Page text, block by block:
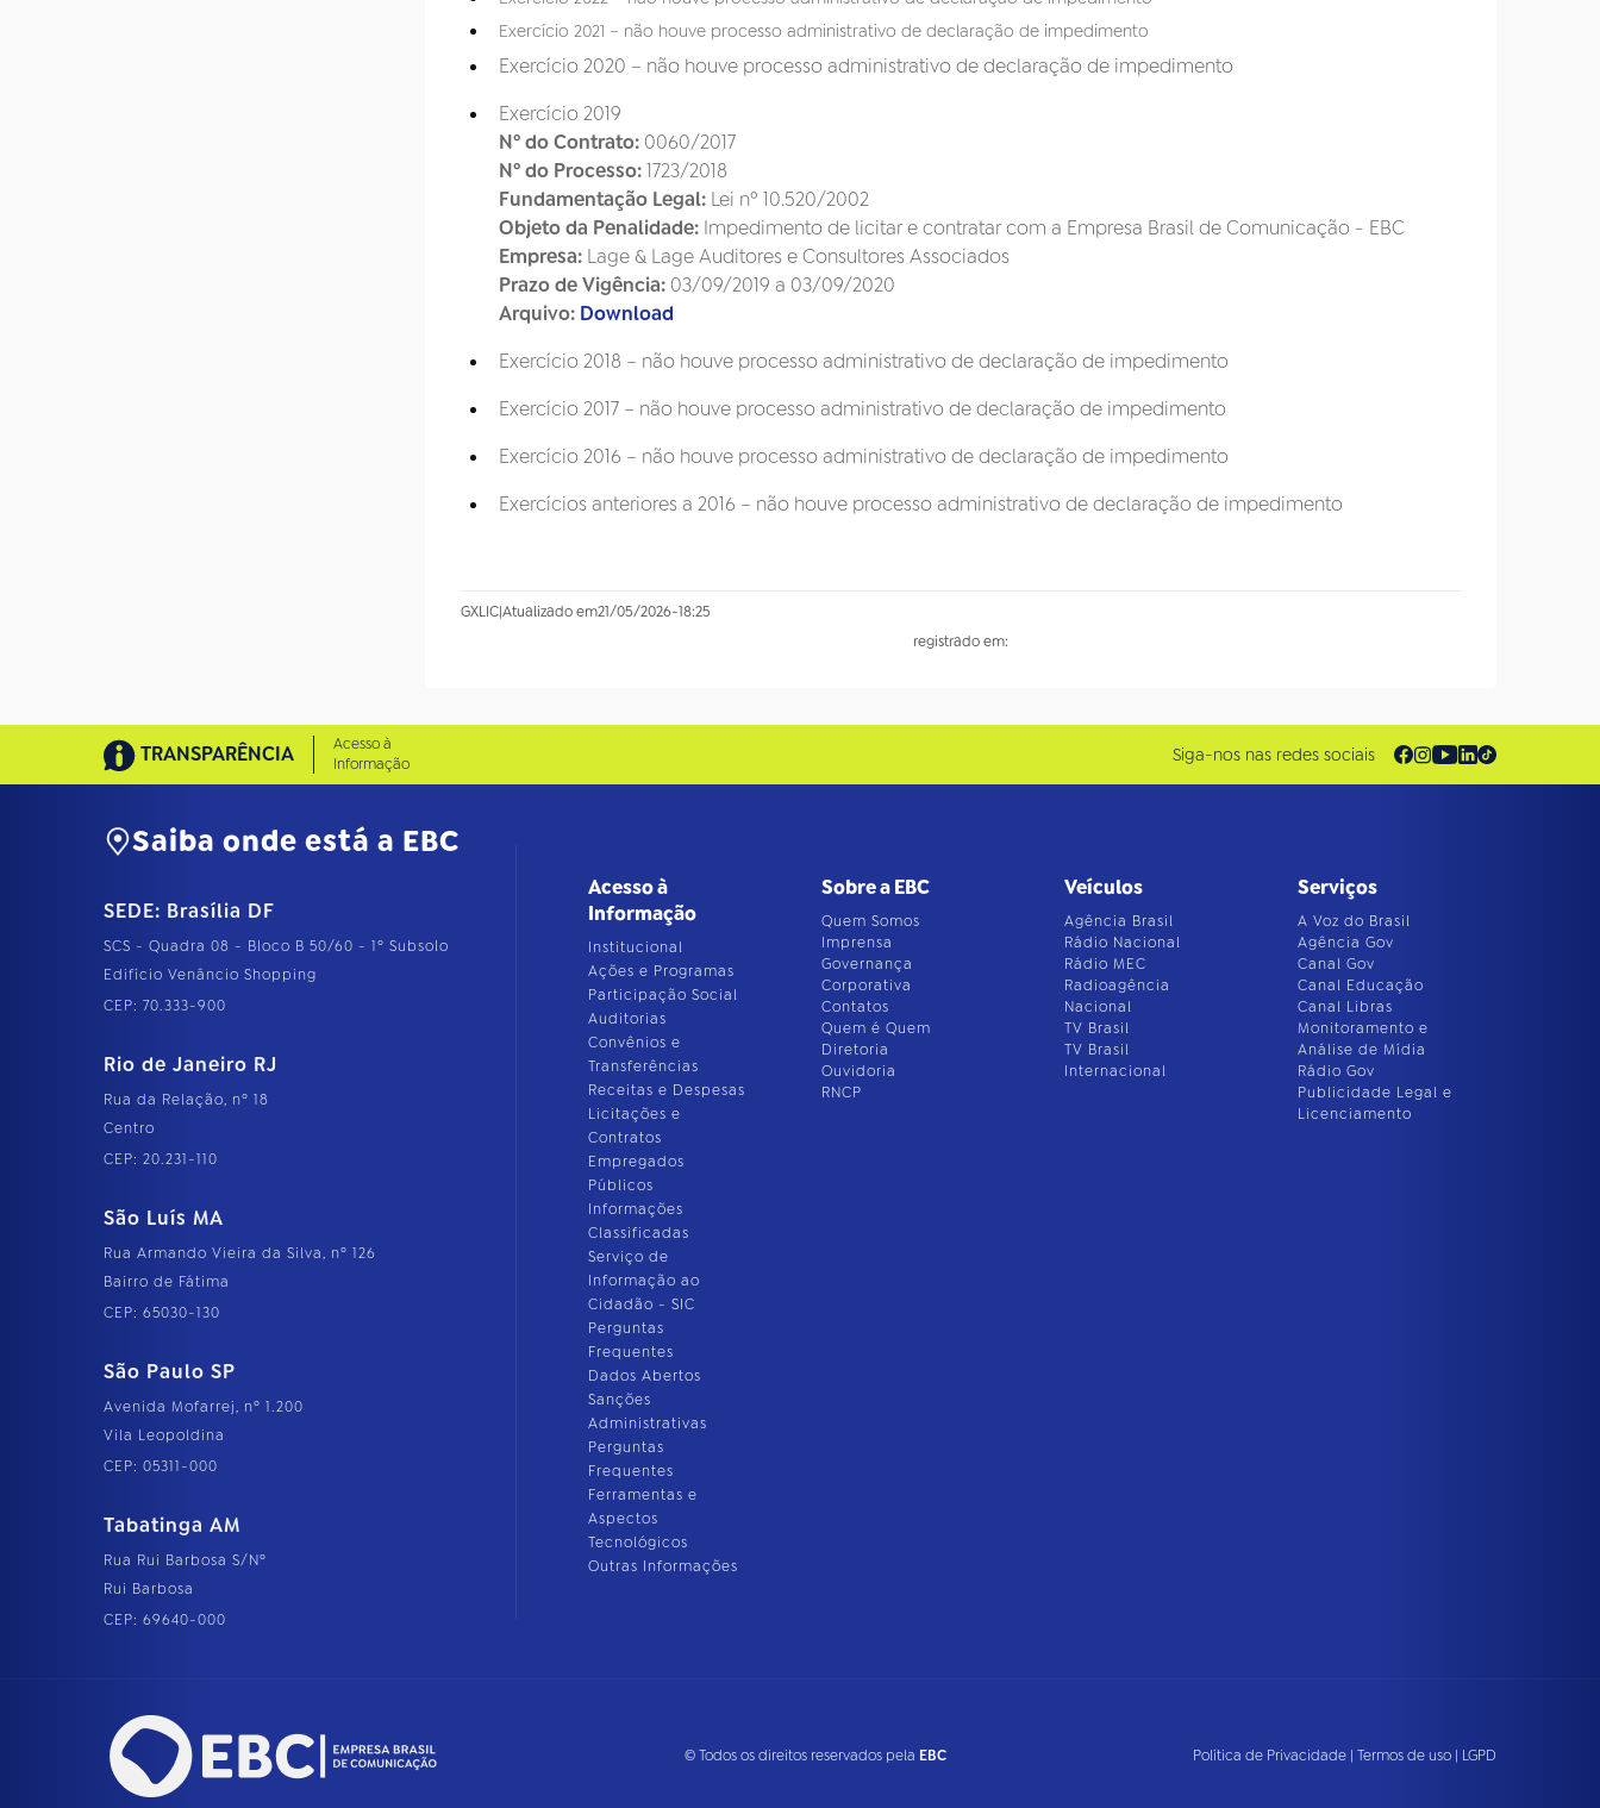
Exercício 2021 – não houve processo administrativo de declaração de impedimento
Exercício 2020 – não houve processo administrativo de declaração de impedimento
Exercício 2019
Nº do Contrato: 0060/2017
Nº do Processo:1723/2018
Fundamentação Legal: Lei nº 10.520/2002
Objeto da Penalidade: Impedimento de licitar e contratar com a Empresa Brasil de Comunicação - EBC
Empresa: Lage & Lage Auditores e Consultores Associados
Prazo de Vigência: 03/09/2019 a 03/09/2020
Arquivo: Download
Exercício 2018 – não houve processo administrativo de declaração de impedimento
Exercício 2017 – não houve processo administrativo de declaração de impedimento
Exercício 2016 – não houve processo administrativo de declaração de impedimento
Exercícios anteriores a 2016 – não houve processo administrativo de declaração de impedimento
GXLIC|Atualizado em21/05/2026-18:25
registrado em:
TRANSPARÊNCIA
Acesso à
Informação
Siga-nos nas redes sociais
Saiba onde está a EBC
SEDE: Brasília DF
SCS - Quadra 08 - Bloco B 50/60 - 1º Subsolo
Edifício Venâncio Shopping
CEP: 70.333-900
Rio de Janeiro RJ
Rua da Relação, nº 18
Centro
CEP: 20.231-110
São Luís MA
Rua Armando Vieira da Silva, nº 126
Bairro de Fátima
CEP: 65030-130
São Paulo SP
Avenida Mofarrej, nº 1.200
Vila Leopoldina
CEP: 05311-000
Tabatinga AM
Rua Rui Barbosa S/Nº
Rui Barbosa
CEP: 69640-000
Acesso à
Informação
Institucional
Ações e Programas
Participação Social
Auditorias
Convênios e
Transferências
Receitas e Despesas
Licitações e
Contratos
Empregados
Públicos
Informações
Classificadas
Serviço de
Informação ao
Cidadão - SIC
Perguntas
Frequentes
Dados Abertos
Sanções
Administrativas
Perguntas
Frequentes
Ferramentas e
Aspectos
Tecnológicos
Outras Informações
Sobre a EBC
Quem Somos
Imprensa
Governança
Corporativa
Contatos
Quem é Quem
Diretoria
Ouvidoria
RNCP
Veículos
Agência Brasil
Rádio Nacional
Rádio MEC
Radioagência
Nacional
TV Brasil
TV Brasil
Internacional
Serviços
A Voz do Brasil
Agência Gov
Canal Gov
Canal Educação
Canal Libras
Monitoramento e
Análise de Mídia
Rádio Gov
Publicidade Legal e
Licenciamento
© Todos os direitos reservados pela EBC Política de Privacidade | Termos de uso | LGPD